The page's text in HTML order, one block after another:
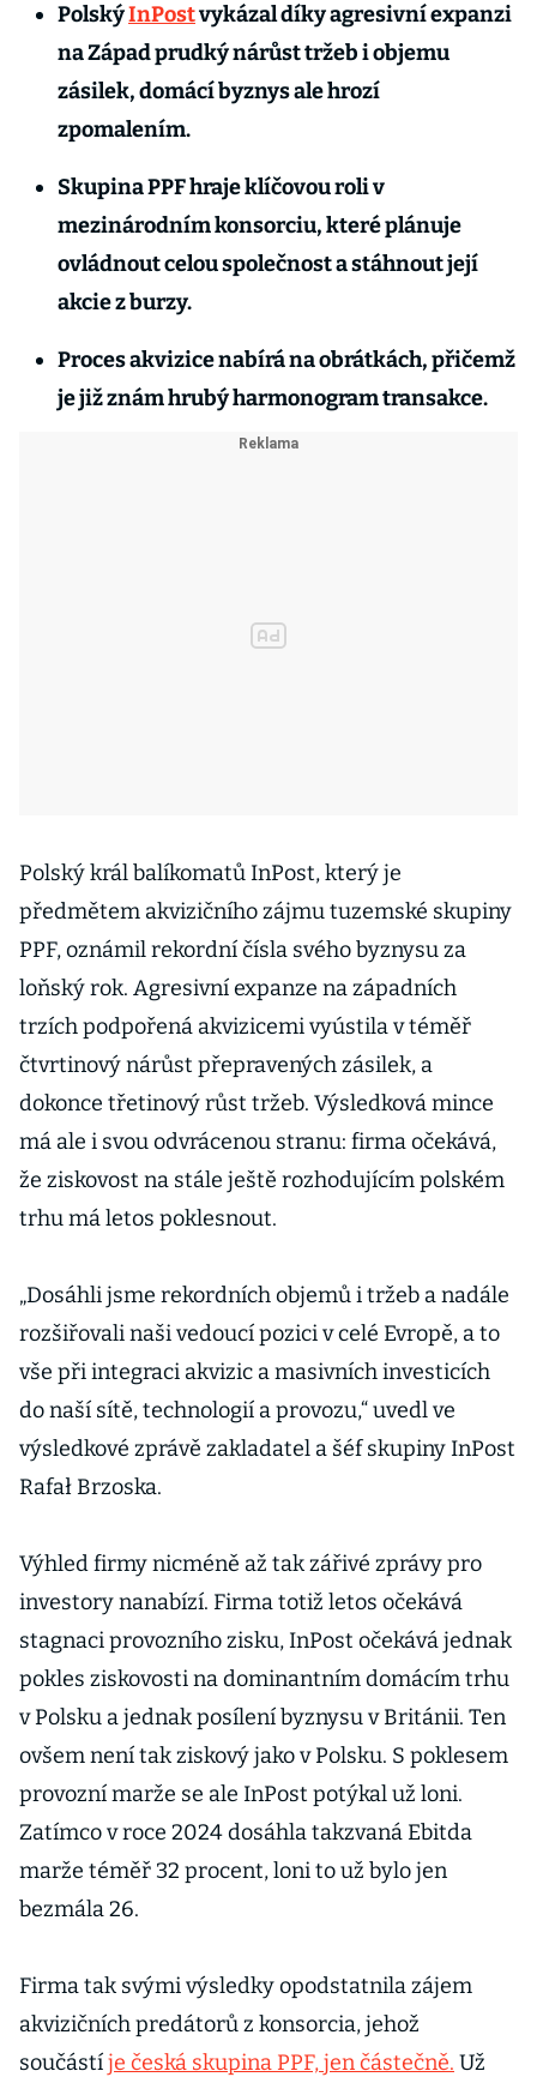
PolskýInPostvykázal díky agresivní expanzi
na Západ prudký nárůst tržeb i objemu
zásilek, domácí byznys ale hrozí
zpomalením.
Skupina PPF hraje klíčovou roli v
mezinárodním konsorciu, které plánuje
ovládnout celou společnost a stáhnout její
akcie z burzy.
Proces akvizice nabírá na obrátkách, přičemž
je již znám hrubý harmonogram transakce.
Polský král balíkomatů InPost, který je
předmětem akvizičního zájmu tuzemské skupiny
PPF, oznámil rekordní čísla svého byznysu za
loňský rok. Agresivní expanze na západních
trzích podpořená akvizicemi vyústila v téměř
čtvrtinový nárůst přepravených zásilek, a
dokonce třetinový růst tržeb. Výsledková mince
má ale i svou odvrácenou stranu: firma očekává,
že ziskovost na stále ještě rozhodujícím polském
trhu má letos poklesnout.
„Dosáhli jsme rekordních objemů i tržeb a nadále
rozšiřovali naši vedoucí pozici v celé Evropě, a to
vše při integraci akvizic a masivních investicích
do naší sítě, technologií a provozu,“ uvedl ve
výsledkové zprávě zakladatel a šéf skupiny InPost
Rafał Brzoska.
Výhled firmy nicméně až tak zářivé zprávy pro
investory nanabízí. Firma totiž letos očekává
stagnaci provozního zisku, InPost očekává jednak
pokles ziskovosti na dominantním domácím trhu
v Polsku a jednak posílení byznysu v Británii. Ten
ovšem není tak ziskový jako v Polsku. S poklesem
provozní marže se ale InPost potýkal už loni.
Zatímco v roce 2024 dosáhla takzvaná Ebitda
marže téměř 32 procent, loni to už bylo jen
bezmála 26.
Firma tak svými výsledky opodstatnila zájem
akvizičních predátorů z konsorcia, jehož
součástíje česká skupina PPF, jen částečně. Už